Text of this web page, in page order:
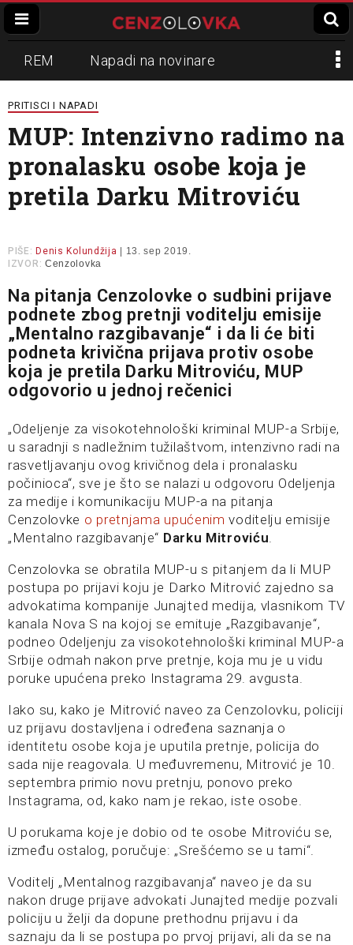
REM Napadi na novinare
Zvučni top
Propaganda Lokalni mediji
Informer Slavko Ćuruvija
PRITISCI I NAPADI
MUP: Intenzivno radimo na
pronalasku osobe koja je
pretila Darku Mitroviću
PIŠE: Denis Kolundžija
| 13. sep 2019.
IZVOR: Cenzolovka
Na pitanja Cenzolovke o sudbini prijave
podnete zbog pretnji voditelju emisije
„Mentalno razgibavanje“ i da li će biti
podneta krivična prijava protiv osobe
koja je pretila Darku Mitroviću, MUP
odgovorio u jednoj rečenici
„Odeljenje za visokotehnološki kriminal MUP-a Srbije,
u saradnji s nadležnim tužilaštvom, intenzivno radi na
rasvetljavanju ovog krivičnog dela i pronalasku
počinioca“, sve je što se nalazi u odgovoru Odeljenja
za medije i komunikaciju MUP-a na pitanja
Cenzolovke o pretnjama upućenim voditelju emisije
„Mentalno razgibavanje“ Darku Mitroviću.
Cenzolovka se obratila MUP-u s pitanjem da li MUP
postupa po prijavi koju je Darko Mitrović zajedno sa
advokatima kompanije Junajted medija, vlasnikom TV
kanala Nova S na kojoj se emituje „Razgibavanje“,
podneo Odeljenju za visokotehnološki kriminal MUP-a
Srbije odmah nakon prve pretnje, koja mu je u vidu
poruke upućena preko Instagrama 29. avgusta.
Iako su, kako je Mitrović naveo za Cenzolovku, policiji
uz prijavu dostavljena i određena saznanja o
identitetu osobe koja je uputila pretnje, policija do
sada nije reagovala. U međuvremenu, Mitrović je 10.
septembra primio novu pretnju, ponovo preko
Instagrama, od, kako nam je rekao, iste osobe.
U porukama koje je dobio od te osobe Mitroviću se,
između ostalog, poručuje: „Srešćemo se u tami“.
Voditelj „Mentalnog razgibavanja“ naveo je da su
nakon druge prijave advokati Junajted medije pozvali
policiju u želji da dopune prethodnu prijavu i da
saznaju da li se postupa po prvoj prijavi, ali da se na